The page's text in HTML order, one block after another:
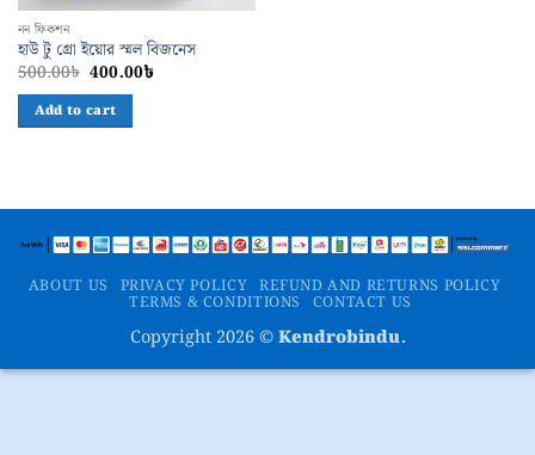
নন ফিকশন
হাউ টু গ্রো ইয়োর স্মল বিজনেস
500.00৳ Original
was:
500.00৳.
400.00৳Current
Add to cart
ABOUT US PRIVACY POLICY REFUND AND RETURNS POLICY
TERMS & CONDITIONS CONTACT US
Copyright 2026 ©Kendrobindu.